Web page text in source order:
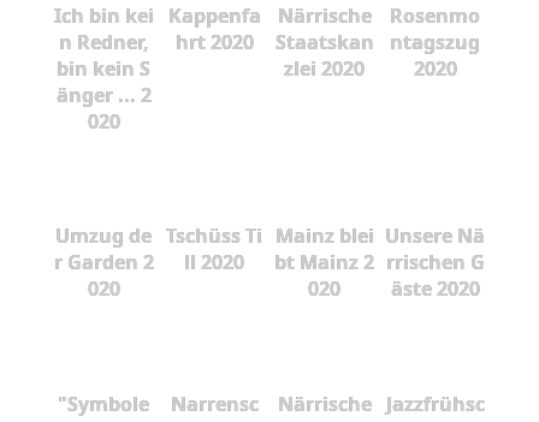
Ich bin kei
n Redner,
bin kein S
änger ... 2
020
Kappenfa
hrt 2020
Närrische
Staatskan
zlei 2020
Rosenmo
ntagszug
2020
Umzug de
r Garden 2
020
Tschüss Ti
ll 2020
Mainz blei
bt Mainz 2
020
Unsere Nä
rrischen G
äste 2020
"Symbole
Narrensc
Närrische Jazzfrühsc